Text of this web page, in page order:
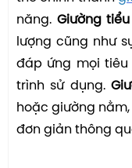
năng. Giường
lượng cũng như
đáp ứng mọi
trình sử dụng.
hoặc giường
đơn giản thông